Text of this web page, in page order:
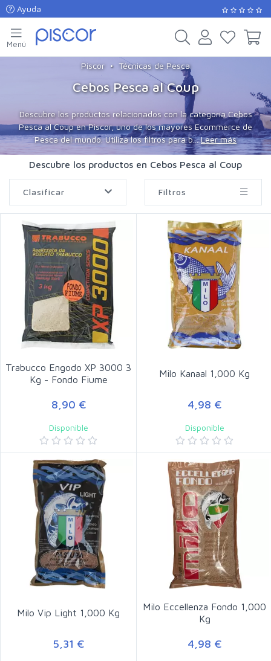
Ayuda
Menú
Piscor Técnicas de Pesca
Cebos Pesca al Coup
Descubre los productos relacionados con la categoría Cebos
Pesca al Coup en Piscor, uno de los mayores Ecommerce de
Pesca del mundo. Utiliza los filtros para b... Leer más
Descubre los productos en Cebos Pesca al Coup
Clasificar Filtros
Trabucco Engodo XP 3000 3
Kg - Fondo Fiume
8,90 €
Disponible
Milo Kanaal 1,000 Kg
4,98 €
Disponible
Milo Vip Light 1,000 Kg
5,31 €
Milo Eccellenza Fondo 1,000
Kg
4,98 €